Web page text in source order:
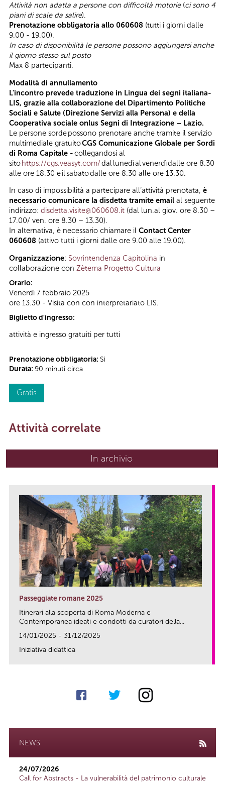
Attività non adatta a persone con difficoltà motorie(ci sono 4
piani di scale da salire).
Prenotazione obbligatoria allo 060608 (tutti i giorni dalle
9.00 - 19.00).
In caso di disponibilità le persone possono aggiungersi anche
il giorno stesso sul posto
Max 8 partecipanti.
Modalità di annullamento
L'incontro prevede traduzione in Lingua dei segni italiana-
LIS, grazie alla collaborazione del Dipartimento Politiche
Sociali e Salute (Direzione Servizi alla Persona) e della
Cooperativa sociale onlus Segni di Integrazione – Lazio.
Le persone sorde possono prenotare anche tramite il servizio
multimediale gratuitoCGS Comunicazione Globale per Sordi
di Roma Capitale -collegandosi al
sitohttps://cgs.veasyt.com/dal lunedì al venerdì dalle ore 8.30
alle ore 18.30 e il sabato dalle ore 8.30 alle ore 13.30.
In caso di impossibilità a partecipare all’attività prenotata, è
necessario comunicare la disdetta tramite email al seguente
indirizzo: disdetta.visite@060608.it (dal lun.al giov. ore 8.30 –
17.00/ ven. ore 8.30 – 13.30).
In alternativa, è necessario chiamare il Contact Center
060608 (attivo tutti i giorni dalle ore 9.00 alle 19.00).
Organizzazione: Sovrintendenza Capitolina in
collaborazione con Zètema Progetto Cultura
Orario:
Venerdì 7 febbraio 2025
ore 13.30 - Visita con con interpretariato LIS.
Biglietto d'ingresso:
attività e ingresso gratuiti per tutti
Prenotazione obbligatoria: Sì
Durata: 90 minuti circa
Gratis
Attività correlate
In archivio
Passeggiate romane 2025
Itinerari alla scoperta di Roma Moderna e
Contemporanea ideati e condotti da curatori della...
14/01/2025 - 31/12/2025
Iniziativa didattica
NEWS
24/07/2026
Call for Abstracts - La vulnerabilità del patrimonio culturale